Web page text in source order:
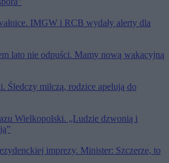
IMGW i RCB wydały alerty dla
lato nie odpuści. Mamy nową wakacyjną
Śledczy milczą, rodzice apelują do
Wielkopolski. „Ludzie dzwonią i
imprezy. Minister: Szczerze, to